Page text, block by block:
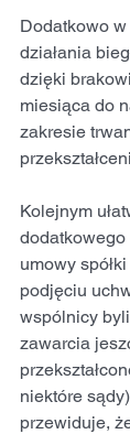
Dodatkowo
działania
dzięki
miesiąca do
zakresie
Kolejnym
umowy
podjęciu
wspólnicy
zawarcia
niektóre
przewiduje,